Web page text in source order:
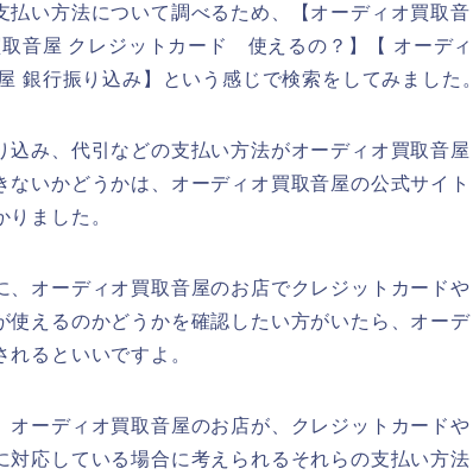
払い方法について調べるため、【オーディオ買取音
音屋 クレジットカード 使えるの？】【 オーディ
銀行振り込み】という感じで検索をしてみました。
み、代引などの支払い方法がオーディオ買取音屋
いかどうかは、オーディオ買取音屋の公式サイト
ました。
オーディオ買取音屋のお店でクレジットカードや
えるのかどうかを確認したい方がいたら、オーデ
るといいですよ。
ーディオ買取音屋のお店が、クレジットカードや
応している場合に考えられるそれらの支払い方法